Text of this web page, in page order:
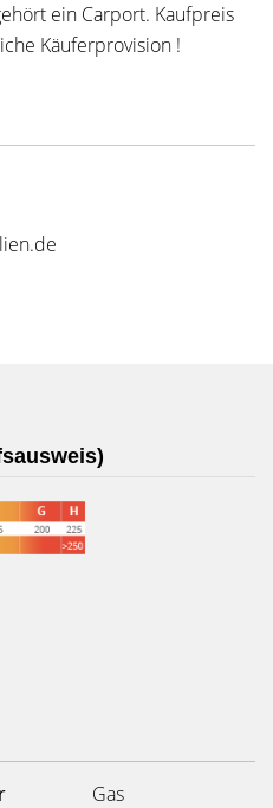
ein Carport. Kaufpreis
Käuferprovision !
Gas